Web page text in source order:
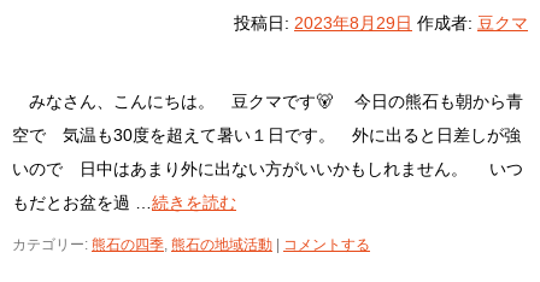
投稿日: 2023年8月29日 作成者: 豆クマ
みなさん、こんにちは。 豆クマです🐻 今日の熊石も朝から青
空で 気温も30度を超えて暑い１日です。 外に出ると日差しが強
いので 日中はあまり外に出ない方がいいかもしれません。 いつ
もだとお盆を過 … 続きを読む
カテゴリー: 熊石の四季, 熊石の地域活動 コメントする